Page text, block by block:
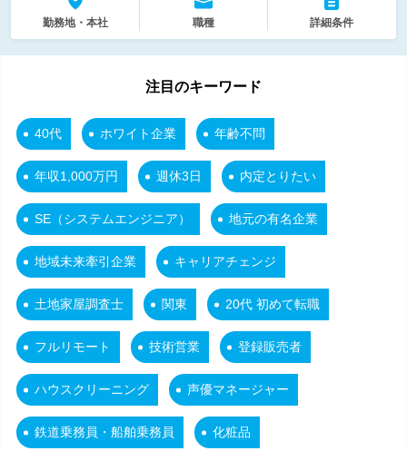
勤務地・本社 職種 詳細条件
注目のキーワード
40代 ホワイト企業 年齢不問
年収1,000万円 週休3日 内定とりたい
SE（システムエンジニア） 地元の有名企業
地域未来牽引企業 キャリアチェンジ
土地家屋調査士 関東 20代 初めて転職
フルリモート 技術営業 登録販売者
ハウスクリーニング 声優マネージャー
鉄道乗務員・船舶乗務員 化粧品